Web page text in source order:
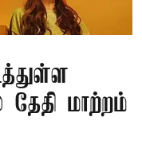
மாற்றம்